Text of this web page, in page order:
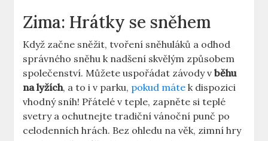
Zima: Hrátky se sněhem
Když začne sněžit, tvoření sněhuláků a odhod
správného sněhu k nadšení skvělým způsobem
společenství. Můžete uspořádat závody vběhu
na lyžích, a to i v parku, pokud máte k dispozici
vhodný sníh! Přátelé v teple, zapněte si teplé
svetry a ochutnejte tradiční vánoční punč po
celodenních hrách. Bez ohledu na věk, zimní hry